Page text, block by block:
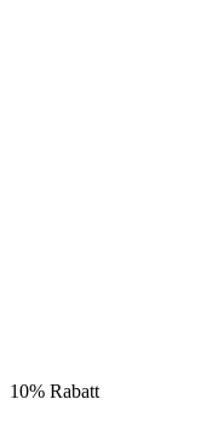
10% Rabatt